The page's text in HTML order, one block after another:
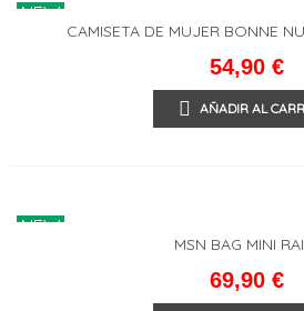
NEW
CAMISETA DE MUJER BONNE
54,90 €
AÑADIR AL
NEW
MSN BAG MINI
69,90 €